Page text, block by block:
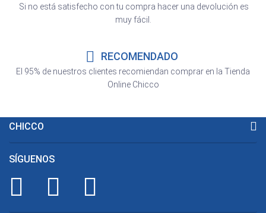
Si no está satisfecho con tu compra hacer una devolución es
muy fácil.
RECOMENDADO
El 95% de nuestros clientes recomiendan comprar en la Tienda
Online Chicco
CHICCO
SÍGUENOS